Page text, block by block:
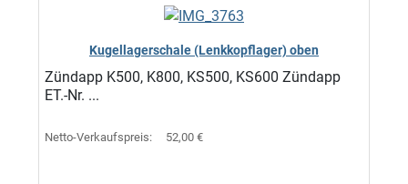
Kugellagerschale (Lenkkopflager) oben
Zündapp K500, K800, KS500, KS600 Zündapp
ET.-Nr. ...
Netto-Verkaufspreis: 52,00 €